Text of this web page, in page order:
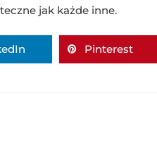
jak każde inne.
Pinterest